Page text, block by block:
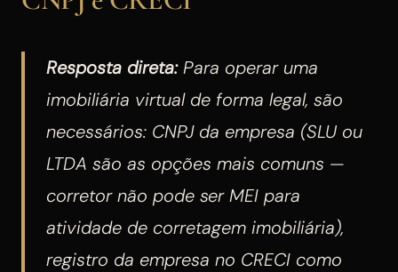
Resposta direta:Para operar uma
imobiliária virtual de forma legal, são
necessários: CNPJ da empresa (SLU ou
LTDA são as opções mais comuns —
corretor não pode ser MEI para
atividade de corretagem imobiliária),
registro da empresa no CRECI como